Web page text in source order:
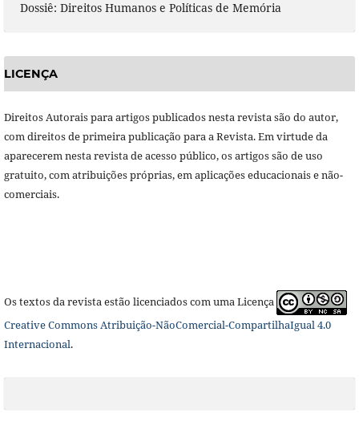
Dossiê: Direitos Humanos e Políticas de Memória
LICENÇA
Direitos Autorais para artigos publicados nesta revista são do autor,
com direitos de primeira publicação para a Revista. Em virtude da
aparecerem nesta revista de acesso público, os artigos são de uso
gratuito, com atribuições próprias, em aplicações educacionais e não-
comerciais.
Os textos da revista estão licenciados com uma Licença
Creative Commons Atribuição-NãoComercial-CompartilhaIgual 4.0
Internacional.